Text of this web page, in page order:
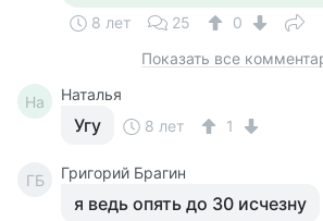
8 лет 25
0
Показать все
На Наталья
Угу 8 лет 1
ГБ Григорий Брагин
я ведь опять до 30 исчезну